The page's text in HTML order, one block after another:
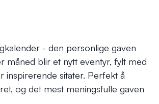
- den personlige gaven
måned blir et nytt eventyr, fylt med
inspirerende sitater. Perfekt å
og det mest meningsfulle gaven